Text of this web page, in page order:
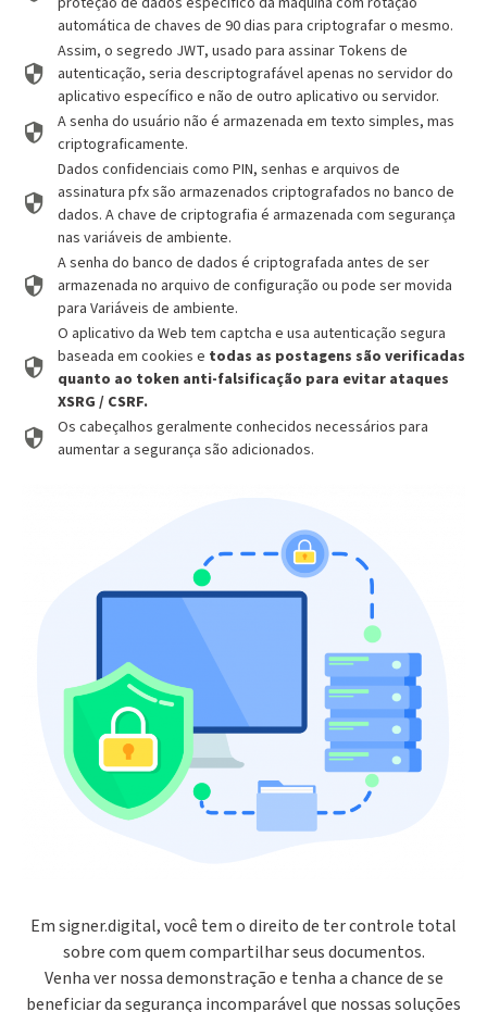
automática de chaves de 90 dias para criptografar o mesmo.
Assim, o segredo JWT, usado para assinar Tokens de
autenticação, seria descriptografável apenas no servidor do
aplicativo específico e não de outro aplicativo ou servidor.
A senha do usuário não é armazenada em texto simples, mas
criptograficamente.
Dados confidenciais como PIN, senhas e arquivos de
assinatura pfx são armazenados criptografados no banco de
dados. A chave de criptografia é armazenada com segurança
nas variáveis de ambiente.
A senha do banco de dados é criptografada antes de ser
armazenada no arquivo de configuração ou pode ser movida
para Variáveis de ambiente.
O aplicativo da Web tem captcha e usa autenticação segura
baseada em cookies e todas as postagens são verificadas
quanto ao token anti-falsificação para evitar ataques
XSRG / CSRF.
Os cabeçalhos geralmente conhecidos necessários para
aumentar a segurança são adicionados.
Em signer.digital, você tem o direito de ter controle total
sobre com quem compartilhar seus documentos.
Venha ver nossa demonstração e tenha a chance de se
beneficiar da segurança incomparável que nossas soluções